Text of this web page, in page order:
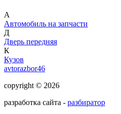
А
Автомобиль на запчасти
Д
Дверь передняя
К
Кузов
avtorazbor46
copyright © 2026
разработка сайта - разбиратор